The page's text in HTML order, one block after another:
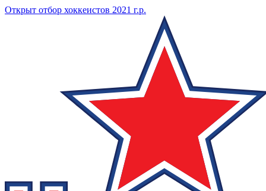
Открыт отбор хоккеистов 2021 г.р.